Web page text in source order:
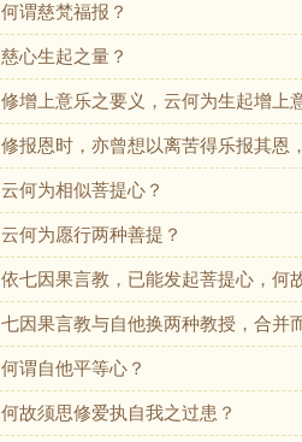
何谓慈梵福报？
慈心生起之量？
修增上意乐之要义，云何为生起增上
修报恩时，亦曾想以离苦得乐报其恩
云何为相似菩提心？
云何为愿行两种善提？
依七因果言教，已能发起菩提心，何
七因果言教与自他换两种教授，合
何谓自他平等心？
何故须思修爱执自我之过患？